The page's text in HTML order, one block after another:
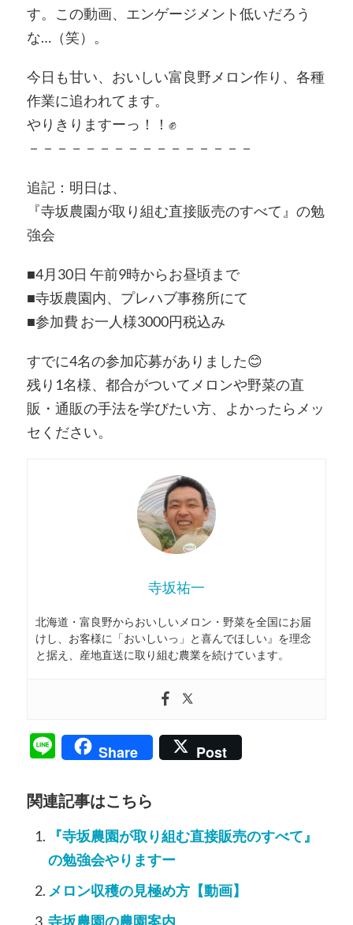
す。この動画、エンゲージメント低いだろう
な…（笑）。
今日も甘い、おいしい富良野メロン作り、各種
作業に追われてます。
やりきりますーっ！！✊
－－－－－－－－－－－－－－－－
追記：明日は、
『寺坂農園が取り組む直接販売のすべて』の勉
強会
■4月30日 午前9時からお昼頃まで
■寺坂農園内、プレハブ事務所にて
■参加費 お一人様3000円税込み
すでに4名の参加応募がありました😊
残り1名様、都合がついてメロンや野菜の直
販・通販の手法を学びたい方、よかったらメッ
セください。
寺坂祐一
北海道・富良野からおいしいメロン・野菜を全国にお届
けし、お客様に「おいしいっ」と喜んでほしい』を理念
と据え、産地直送に取り組む農業を続けています。
LineShare Post
関連記事はこちら
『寺坂農園が取り組む直接販売のすべて』
の勉強会やりますー
メロン収穫の見極め方【動画】
寺坂農園の農園案内